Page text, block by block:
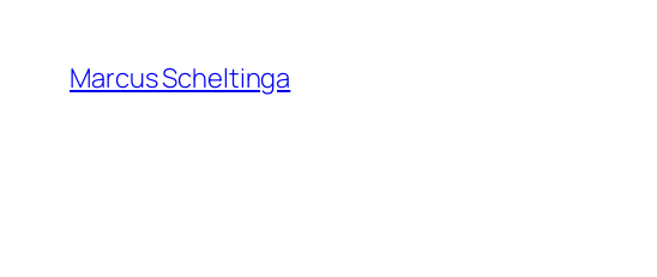
Inhalt
springen
Marcus Scheltinga